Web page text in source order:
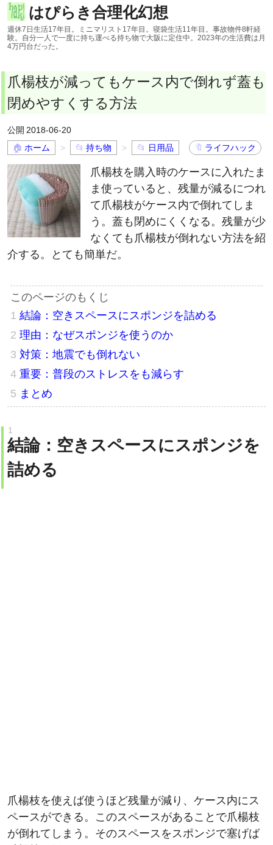
はぴらき合理化幻想
週休7日生活17年目。ミニマリスト17年目。寝袋生活11年目。事故物件8軒経
験。自分一人で一度に持ち運べる持ち物で大阪に定住中。2023年の生活費は月
4万円台だった。
閉めやすくする方法
2018-06-20
ホーム
爪楊枝を購入時のケースに入れたま
ま使っていると、残量が減るにつれ
て爪楊枝がケース内で倒れてしま
う。蓋も閉めにくくなる。残量が少
なくても爪楊枝が倒れない方法を紹
介する。とても簡単だ。
結論：空きスペースにスポンジを詰める
理由：なぜスポンジを使うのか
対策：地震でも倒れない
重要：普段のストレスをも減らす
まとめ
結論：空きスペースにスポンジを
詰める
ペースができる。このスペースがあることで爪楊枝
が倒れてしまう。そのスペースをスポンジで塞げば
爪楊枝は倒れない。